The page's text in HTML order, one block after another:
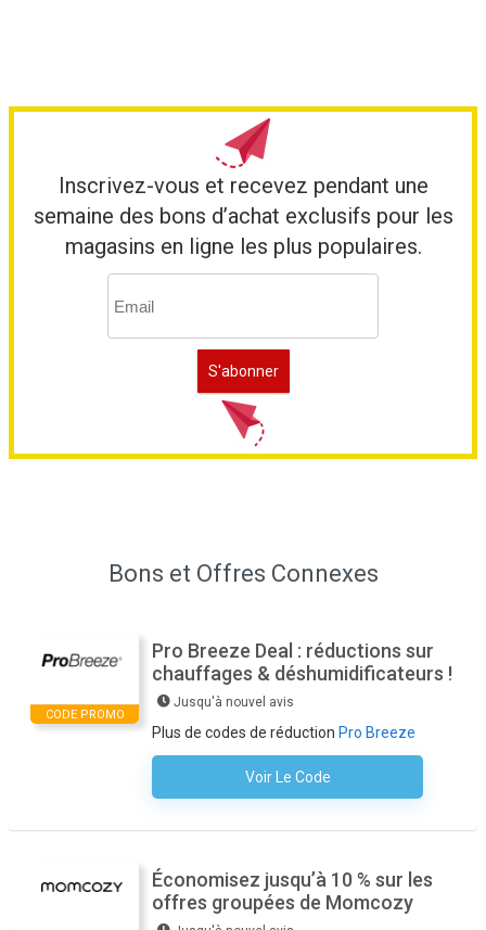
Inscrivez-vous et recevez pendant une
semaine des bons d’achat exclusifs pour les
magasins en ligne les plus populaires.
Bons et Offres Connexes
CODE PROMO
Pro Breeze Deal : réductions sur
chauffages & déshumidificateurs !
Jusqu'à nouvel avis
Plus de codes de réduction Pro Breeze
Voir Le Code
Aucun Code N'est Nécessaire
Économisez jusqu’à 10 % sur les
offres groupées de Momcozy